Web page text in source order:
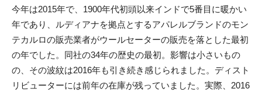
今年は2015年で、1900年代初頭以来インドで5番目に暖かい
年であり、ルディアナを拠点とするアパレルブランドのモン
テカルロの販売業者がウールセーターの販売を落とした最初
の年でした。同社の34年の歴史の最初。影響は小さいもの
の、その波紋は2016年も引き続き感じられました。ディスト
リビューターには前年の在庫が残っていました。実際、2016